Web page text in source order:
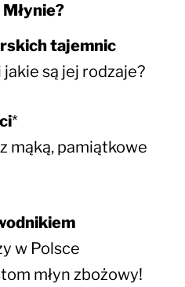
tajemnic
są jej rodzaje?
*
mąką, pamiątkowe
w Polsce
młyn zbożowy!